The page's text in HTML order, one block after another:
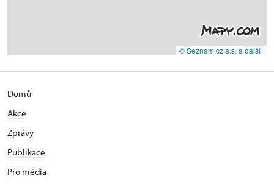
© Seznam.cz a.s. a další
Domů
Akce
Zprávy
Publikace
Pro média